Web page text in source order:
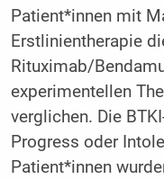
Patient*innen mit
Erstlinientherapie
Rituximab/
experimentellen
verglichen. Die
Progress oder
Patient*innen